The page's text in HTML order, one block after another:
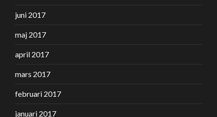
juni 2017
maj 2017
april 2017
mars 2017
februari 2017
januari 2017